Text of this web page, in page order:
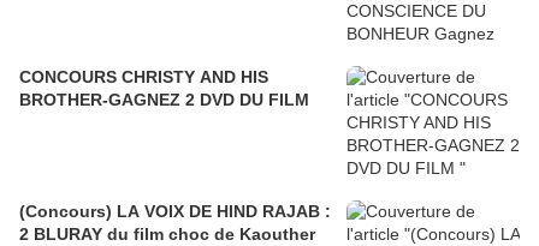
CONCOURS CHRISTY AND HIS
BROTHER-GAGNEZ 2 DVD DU FILM
(Concours) LA VOIX DE HIND RAJAB :
2 BLURAY du film choc de Kaouther